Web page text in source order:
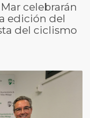
celebrarán
edición del
del ciclismo